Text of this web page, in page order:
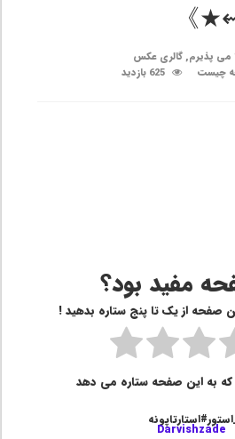
می پذیرم,گالری عکس
چیست
625 بازدید
مفید بود؟
صفحه از یک تا پنج ستاره بدهید !
که به این صفحه ستاره می دهد
Darvishzade